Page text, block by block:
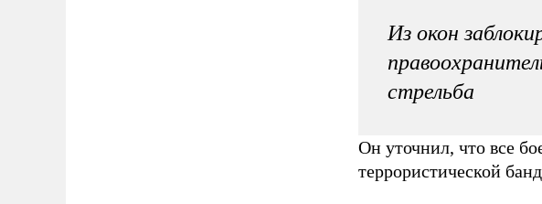
Из окон
стрельба
Он уточнил, что все
террористической